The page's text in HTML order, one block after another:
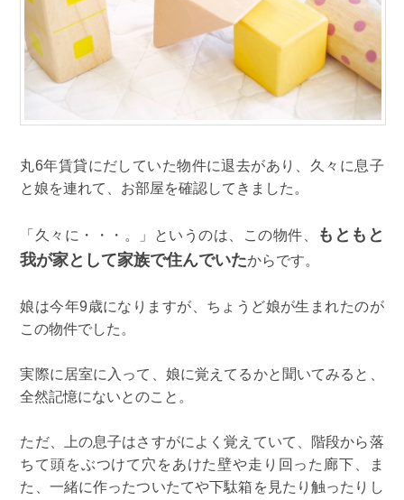
丸6年賃貸にだしていた物件に退去があり、久々に息子
と娘を連れて、お部屋を確認してきました。
「久々に・・・。」というのは、この物件、
もともと
我が家として家族で住んでいたからです。
娘は今年9歳になりますが、ちょうど娘が生まれたのが
この物件でした。
実際に居室に入って、娘に覚えてるかと聞いてみると、
全然記憶にないとのこと。
ただ、上の息子はさすがによく覚えていて、階段から落
ちて頭をぶつけて穴をあけた壁や走り回った廊下、ま
た、一緒に作ったついたてや下駄箱を見たり触ったりし